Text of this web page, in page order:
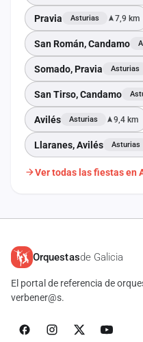
Pravia Asturias 7,9 km
San Román, Candamo
Somado, Pravia Asturias
San Tirso, Candamo
Avilés Asturias 9,4 km
Llaranes, Avilés Asturias
Ver todas las fiestas en
Orquestasde Galicia
El portal de referencia de
verbener@s.